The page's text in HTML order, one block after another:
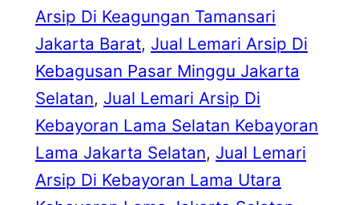
Arsip Di Keagungan Tamansari
Jakarta Barat, Jual Lemari Arsip Di
Kebagusan Pasar Minggu Jakarta
Selatan, Jual Lemari Arsip Di
Kebayoran Lama Selatan Kebayoran
Lama Jakarta Selatan, Jual Lemari
Arsip Di Kebayoran Lama Utara